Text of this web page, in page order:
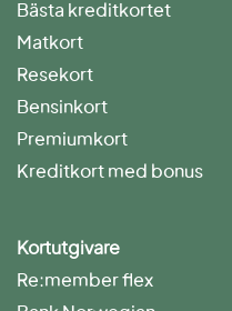
Bästa kreditkortet
Matkort
Resekort
Bensinkort
Premiumkort
Kreditkort med bonus
Kortutgivare
Re:member flex